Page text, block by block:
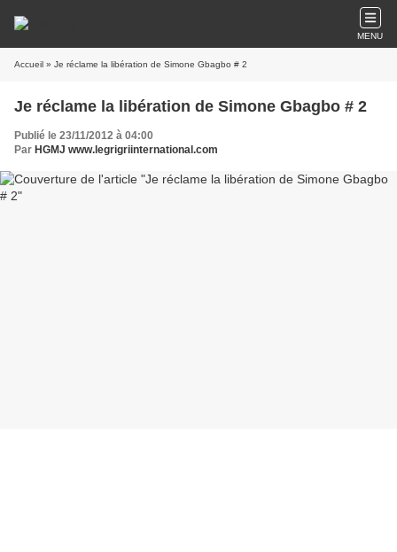
MENU
Accueil » Je réclame la libération de Simone Gbagbo # 2
Je réclame la libération de Simone Gbagbo # 2
Publié le 23/11/2012 à 04:00
Par HGMJ www.legrigriinternational.com